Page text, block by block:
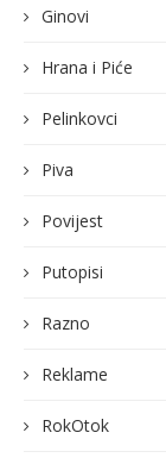
Ginovi
Hrana i Piće
Pelinkovci
Piva
Povijest
Putopisi
Razno
Reklame
RokOtok